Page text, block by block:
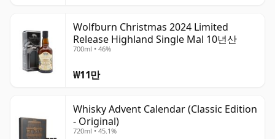
Wolfburn Christmas 2024 Limited
Release Highland Single Mal 10년산
700ml • 46%
₩11만
Whisky Advent Calendar (Classic Edition
- Original)
720ml • 45.1%